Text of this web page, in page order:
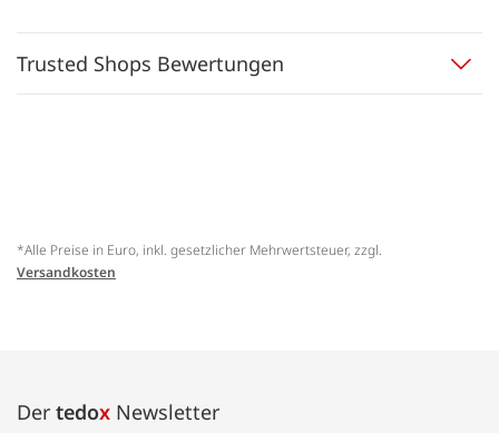
Trusted Shops Bewertungen
*Alle Preise in Euro, inkl. gesetzlicher Mehrwertsteuer, zzgl.
Versandkosten
Der tedox Newsletter